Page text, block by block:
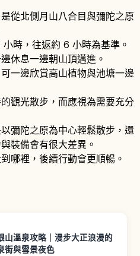
從北側月山八合目與彌陀之原
時，往返約 6 小時為基準。
休息一邊朝山頂邁進。
一邊欣賞高山植物與池塘一邊
觀光散步，而應視為需要充分
彌陀之原為中心輕鬆散步，還
裝備會有很大差異。
哪裡，後續行動會更順暢。
山溫泉攻略｜漫步大正浪漫的
街與雪景夜色